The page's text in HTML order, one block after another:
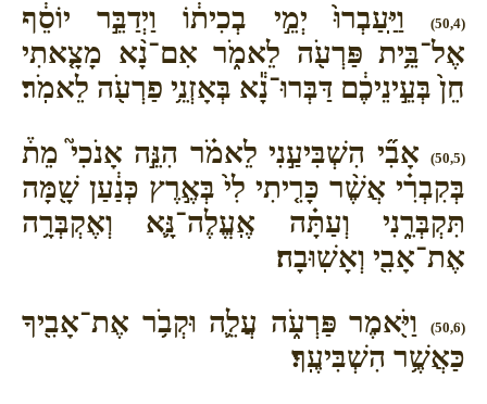
(50,4)
וַיַּֽעַבְרוּ֙ יְמֵ֣י בְכִית֔וֹ וַיְדַבֵּ֣ר יוֹסֵ֔ף
אֶל־בֵּ֥ית פַּרְעֹ֖ה לֵאמֹ֑ר אִם־נָ֨א מָצָ֤אתִי
חֵן֙ בְּעֵ֣ינֵיכֶ֔ם דַּבְּרוּ־נָ֕א בְּאָזְנֵ֥י פַרְעֹ֖ה לֵאמֹֽר׃
(50,5)
אָבִ֞י הִשְׁבִּיעַ֣נִי לֵאמֹ֗ר הִנֵּ֣ה אָנֹכִי֮ מֵת֒
בְּקִבְרִ֗י אֲשֶׁ֨ר כָּרִ֤יתִי לִי֙ בְּאֶ֣רֶץ כְּנַ֔עַן שָׁ֖מָּה
תִּקְבְּרֵ֑נִי וְעַתָּ֗ה אֶֽעֱלֶה־נָּ֛א וְאֶקְבְּרָ֥ה
אֶת־אָבִ֖י וְאָשֽׁוּבָה׃
(50,6)
וַיֹּ֖אמֶר פַּרְעֹ֑ה עֲלֵ֛ה וּקְבֹ֥ר אֶת־אָבִ֖יךָ
כַּאֲשֶׁ֥ר הִשְׁבִּיעֶֽךָ׃